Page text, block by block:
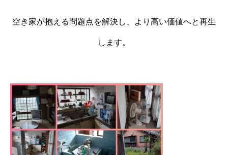
空き家が抱える問題点を解決し、より高い価値へと再生
します。